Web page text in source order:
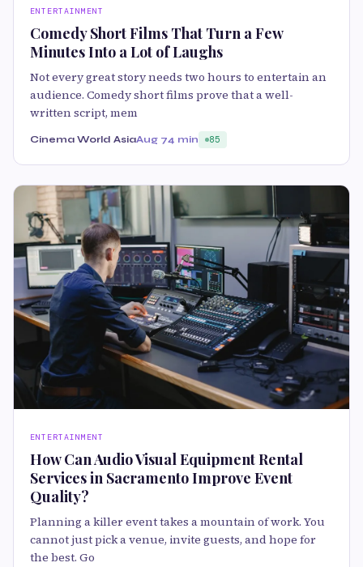
ENTERTAINMENT
Comedy Short Films That Turn a Few
Minutes Into a Lot of Laughs
Not every great story needs two hours to entertain an
audience. Comedy short films prove that a well-
written script, mem
Cinema World AsiaAug 74 min 85
ENTERTAINMENT
How Can Audio Visual Equipment Rental
Services in Sacramento Improve Event
Quality?
Planning a killer event takes a mountain of work. You
cannot just pick a venue, invite guests, and hope for
the best. Go